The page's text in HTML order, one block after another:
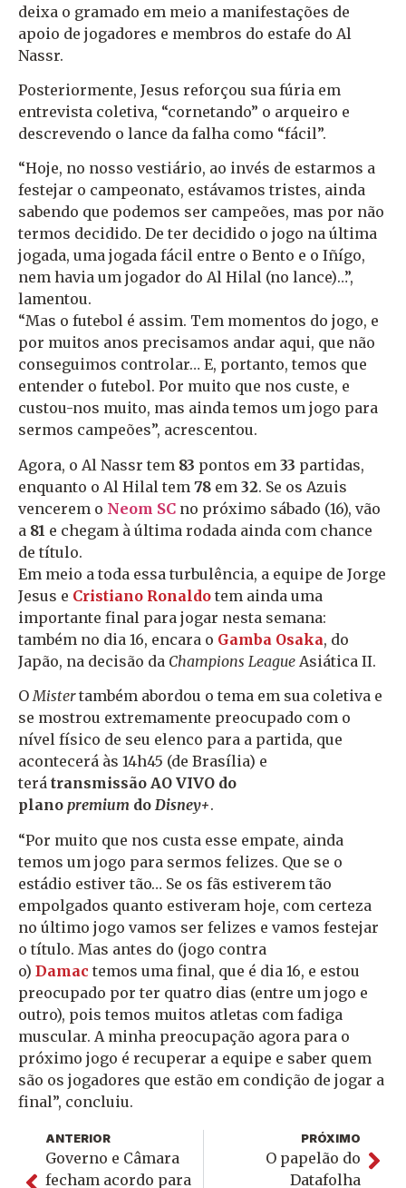
deixa o gramado em meio a manifestações de
apoio de jogadores e membros do estafe do Al
Nassr.
Posteriormente, Jesus reforçou sua fúria em
entrevista coletiva, “cornetando” o arqueiro e
descrevendo o lance da falha como “fácil”.
“Hoje, no nosso vestiário, ao invés de estarmos a
festejar o campeonato, estávamos tristes, ainda
sabendo que podemos ser campeões, mas por não
termos decidido. De ter decidido o jogo na última
jogada, uma jogada fácil entre o Bento e o Iñígo,
nem havia um jogador do Al Hilal (no lance)…”,
lamentou.
“Mas o futebol é assim. Tem momentos do jogo, e
por muitos anos precisamos andar aqui, que não
conseguimos controlar… E, portanto, temos que
entender o futebol. Por muito que nos custe, e
custou-nos muito, mas ainda temos um jogo para
sermos campeões”, acrescentou.
Agora, o Al Nassr tem 83 pontos em 33 partidas,
enquanto o Al Hilal tem 78 em 32. Se os Azuis
vencerem o Neom SC no próximo sábado (16), vão
a 81 e chegam à última rodada ainda com chance
de título.
Em meio a toda essa turbulência, a equipe de Jorge
Jesus e Cristiano Ronaldo tem ainda uma
importante final para jogar nesta semana:
também no dia 16, encara o Gamba Osaka, do
Japão, na decisão da Champions League Asiática II.
OMistertambém abordou o tema em sua coletiva e
se mostrou extremamente preocupado com o
nível físico de seu elenco para a partida, que
acontecerá às 14h45 (de Brasília) e
terá transmissão AO VIVO do
plano premium do Disney+.
“Por muito que nos custa esse empate, ainda
temos um jogo para sermos felizes. Que se o
estádio estiver tão… Se os fãs estiverem tão
empolgados quanto estiveram hoje, com certeza
no último jogo vamos ser felizes e vamos festejar
o título. Mas antes do (jogo contra
o) Damac temos uma final, que é dia 16, e estou
preocupado por ter quatro dias (entre um jogo e
outro), pois temos muitos atletas com fadiga
muscular. A minha preocupação agora para o
próximo jogo é recuperar a equipe e saber quem
são os jogadores que estão em condição de jogar a
final”, concluiu.
ANTERIOR
Governo e Câmara
fecham acordo para
PRÓXIMO
O papelão do
Datafolha